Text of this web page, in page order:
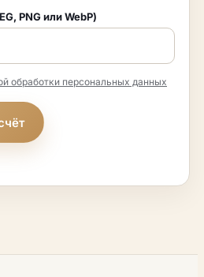
PNG или WebP)
обработки персональных данных